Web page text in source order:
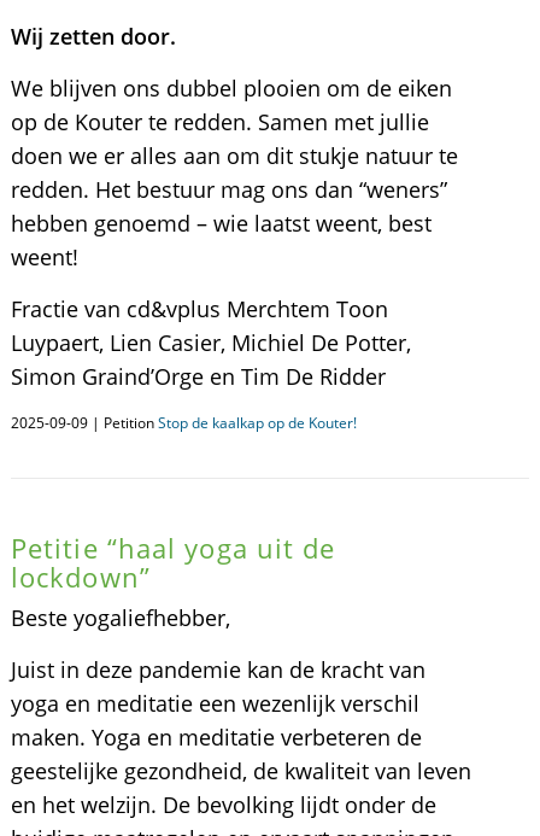
Wij zetten door.
We blijven ons dubbel plooien om de eiken
op de Kouter te redden. Samen met jullie
doen we er alles aan om dit stukje natuur te
redden. Het bestuur mag ons dan “weners”
hebben genoemd – wie laatst weent, best
weent!
Fractie van cd&vplus Merchtem Toon
Luypaert, Lien Casier, Michiel De Potter,
Simon Graind’Orge en Tim De Ridder
2025-09-09 | PetitionStop de kaalkap op de Kouter!
Petitie “haal yoga uit de
lockdown”
Beste yogaliefhebber,
Juist in deze pandemie kan de kracht van
yoga en meditatie een wezenlijk verschil
maken. Yoga en meditatie verbeteren de
geestelijke gezondheid, de kwaliteit van leven
en het welzijn. De bevolking lijdt onder de